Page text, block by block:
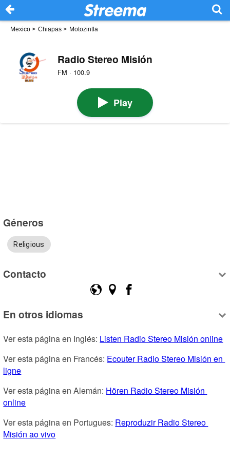
Mexico > Chiapas > Motozintla
Radio Stereo Misión
FM · 100.9
Play
Géneros
Religious
Contacto
En otros idiomas
Ver esta página en Inglés: Listen Radio Stereo Misión online
Ver esta página en Francés: Ecouter Radio Stereo Misión en
ligne
Ver esta página en Alemán: Hören Radio Stereo Misión
online
Ver esta página en Portugues: Reproduzir Radio Stereo
Misión ao vivo